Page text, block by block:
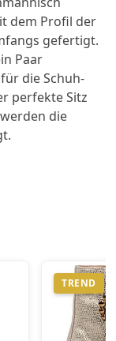
dem Profil der
gefertigt.
Paar
die Schuh-
perfekte Sitz
die
TREND